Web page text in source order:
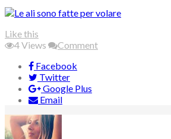
Like this
4Views
Comment
Facebook
Twitter
Google Plus
Email